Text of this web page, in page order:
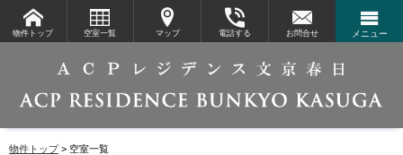
物件トップ 空室一覧 マップ 電話する お問合せ メニュー
物件トップ 空室一覧